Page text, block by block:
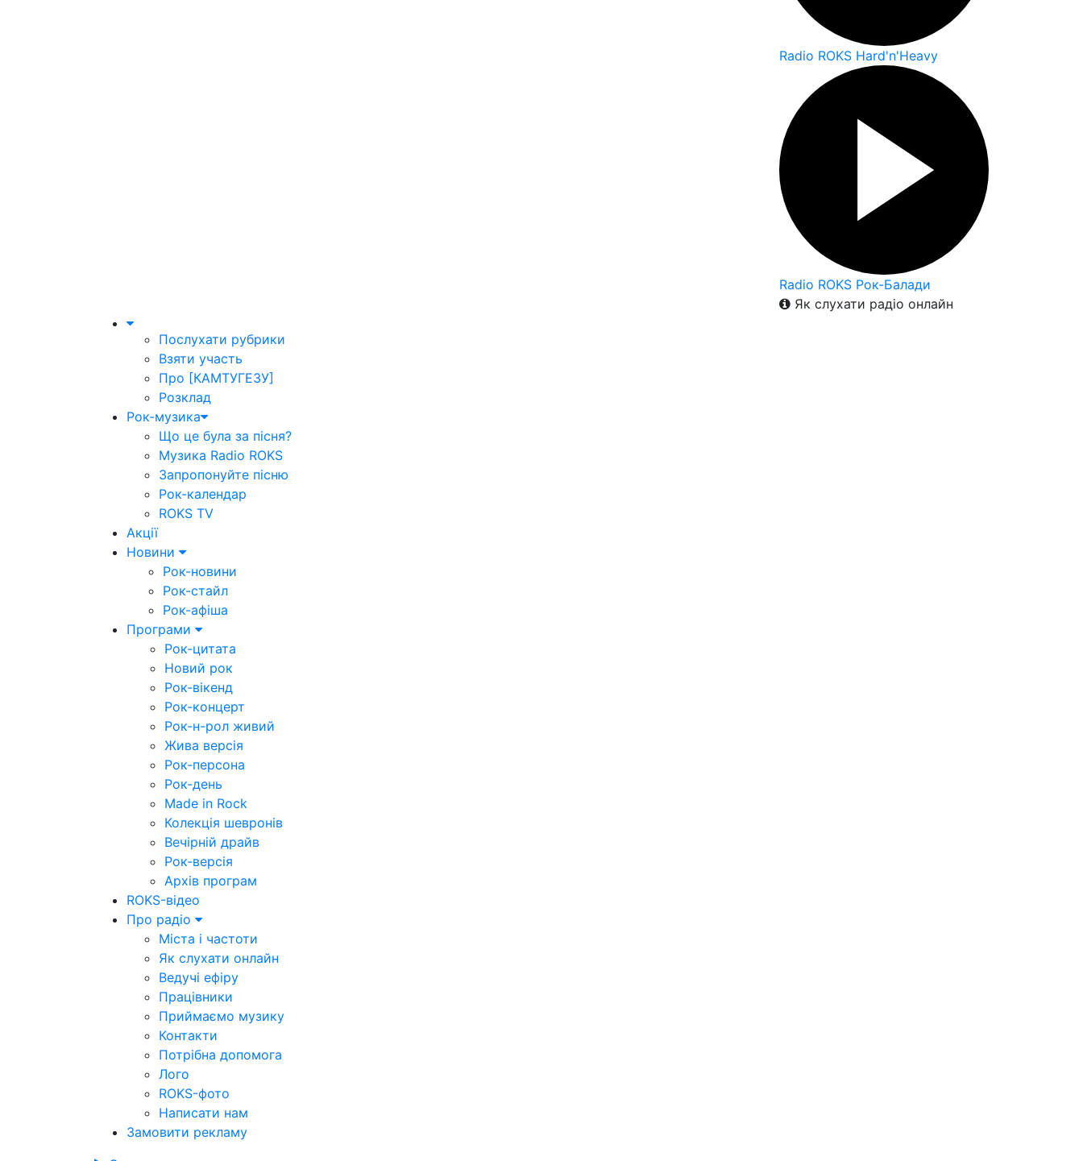
Radio ROKS Hard'n'Heavy
Radio ROKS Рок-Балади
Як слухати радіо онлайн
Послухати рубрики
Взяти участь
Про [КАМТУГЕЗУ]
Розклад
Рок-музика
Що це була за пісня?
Музика Radio ROKS
Запропонуйте пісню
Рок-календар
ROKS TV
Акції
Новини
Рок-новини
Рок-стайл
Рок-афіша
Програми
Рок-цитата
Новий рок
Рок-вікенд
Рок-концерт
Рок-н-рол живий
Жива версія
Рок-персона
Рок-день
Made in Rock
Колекція шевронів
Вечірній драйв
Рок-версія
Архів програм
ROKS-відео
Про радіо
Міста і частоти
Як слухати онлайн
Ведучі ефіру
Працівники
Приймаємо музику
Контакти
Потрібна допомога
Лого
ROKS-фото
Написати нам
Замовити рекламу